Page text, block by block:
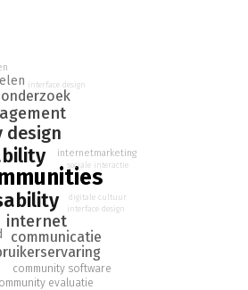
studenten en
zowel voor de verbetering van
als voor de ontwikkeling van
design
internet
communicatie
community software
evaluatie
internetmarketing
interface design
sociale interactie
digitale cultuur
interface design